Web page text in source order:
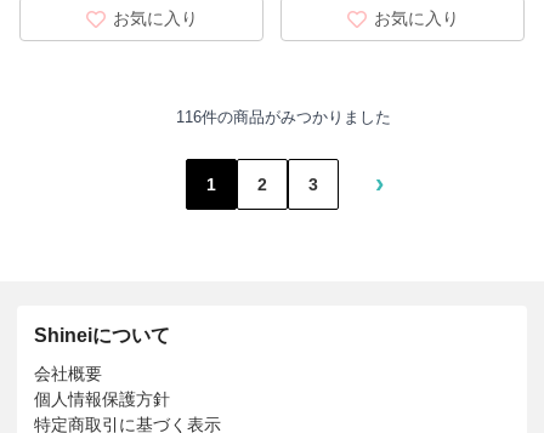
お気に入り お気に入り
116件の商品がみつかりました
1 2 3 ›
Shineiについて
会社概要
個人情報保護方針
特定商取引に基づく表示